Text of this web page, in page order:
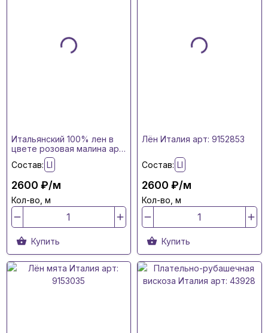
Итальянский 100% лен в
цвете розовая малина арт:
9153027
Состав: LI
2600 ₽/м
Кол-во, м
Купить
Лён Италия арт: 9152853
Состав: LI
2600 ₽/м
Кол-во, м
Купить